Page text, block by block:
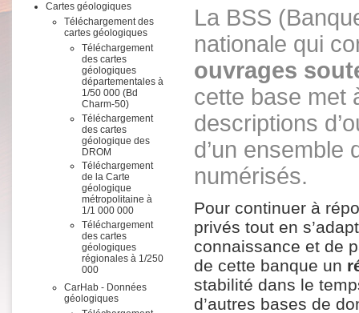
Cartes géologiques
Téléchargement des
cartes géologiques
Téléchargement
des cartes
géologiques
départementales à
1/50 000 (Bd
Charm-50)
Téléchargement
des cartes
géologique des
DROM
Téléchargement
de la Carte
géologique
métropolitaine à
1/1 000 000
Téléchargement
des cartes
géologiques
régionales à 1/250
000
CarHab - Données
géologiques
La BSS
nationale qui
ouvrages
cette base met
descriptions
d’un ensemble
numérisés.
Pour continuer à
privés tout en
connaissance et de
de cette banque un
stabilité dans le
d’autres bases de